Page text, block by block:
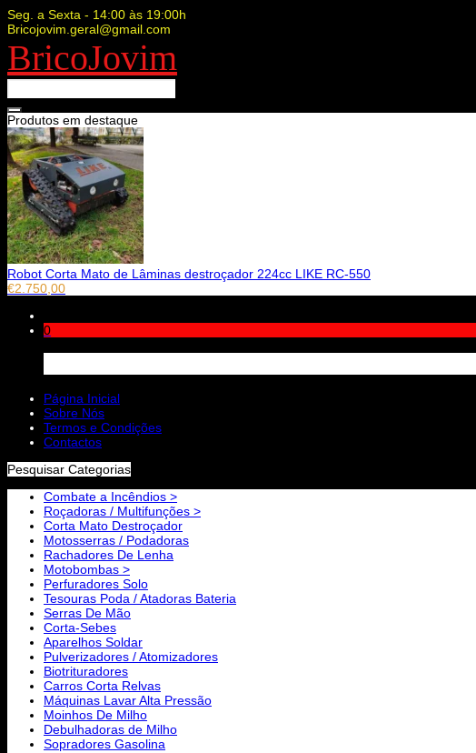
Seg. a Sexta - 14:00 às 19:00h
Bricojovim.geral@gmail.com
BricoJovim
Produtos em destaque
Robot Corta Mato de Lâminas destroçador 224cc LIKE RC-550
€2.750,00
0
Página Inicial
Sobre Nós
Termos e Condições
Contactos
Pesquisar Categorias
Combate a Incêndios >
Roçadoras / Multifunções >
Corta Mato Destroçador
Motosserras / Podadoras
Rachadores De Lenha
Motobombas >
Perfuradores Solo
Tesouras Poda / Atadoras Bateria
Serras De Mão
Corta-Sebes
Aparelhos Soldar
Pulverizadores / Atomizadores
Biotrituradores
Carros Corta Relvas
Máquinas Lavar Alta Pressão
Moinhos De Milho
Debulhadoras de Milho
Sopradores Gasolina